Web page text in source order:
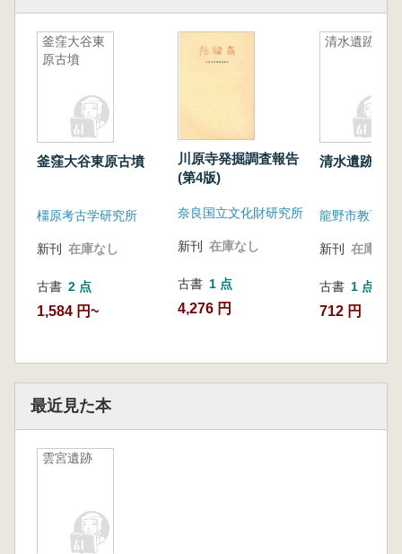
釜窪大谷東
原古墳
釜窪大谷東原古墳
橿原考古学研究所
新刊 在庫なし
古書 2 点
1,584 円~
川原寺発掘調査報告
(第4版)
奈良国立文化財研究所
新刊 在庫なし
古書 1 点
4,276 円
清水遺跡
清水遺跡
龍野市教育委
新刊 在庫なし
古書 1 点
712 円
最近見た本
雲宮遺跡